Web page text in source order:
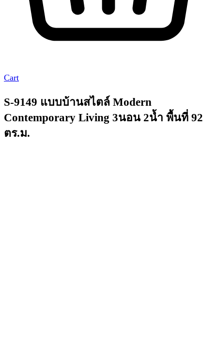
Cart
S-9149 แบบบ้านสไตล์ Modern
Contemporary Living 3นอน 2น้ำ พื้นที่ 92
ตร.ม.